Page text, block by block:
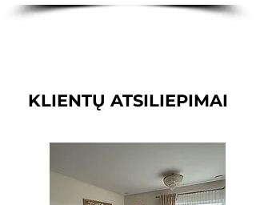
KLIENTŲ ATSILIEPIMAI